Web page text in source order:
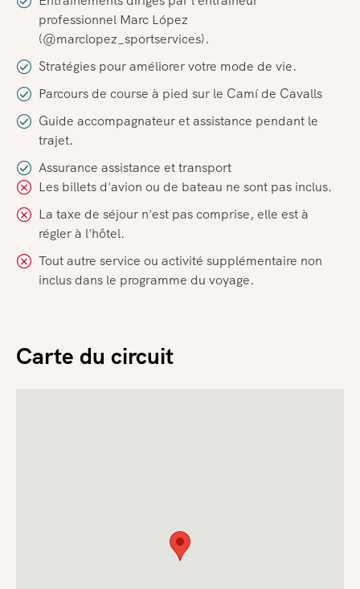
professionnel Marc López
(@marclopez_sportservices).
Stratégies pour améliorer votre mode de vie.
Parcours de course à pied sur le Camí de Cavalls
Guide accompagnateur et assistance pendant le
trajet.
Assurance assistance et transport
Les billets d'avion ou de bateau ne sont pas inclus.
La taxe de séjour n'est pas comprise, elle est à
régler à l'hôtel.
Tout autre service ou activité supplémentaire non
inclus dans le programme du voyage.
Carte du circuit